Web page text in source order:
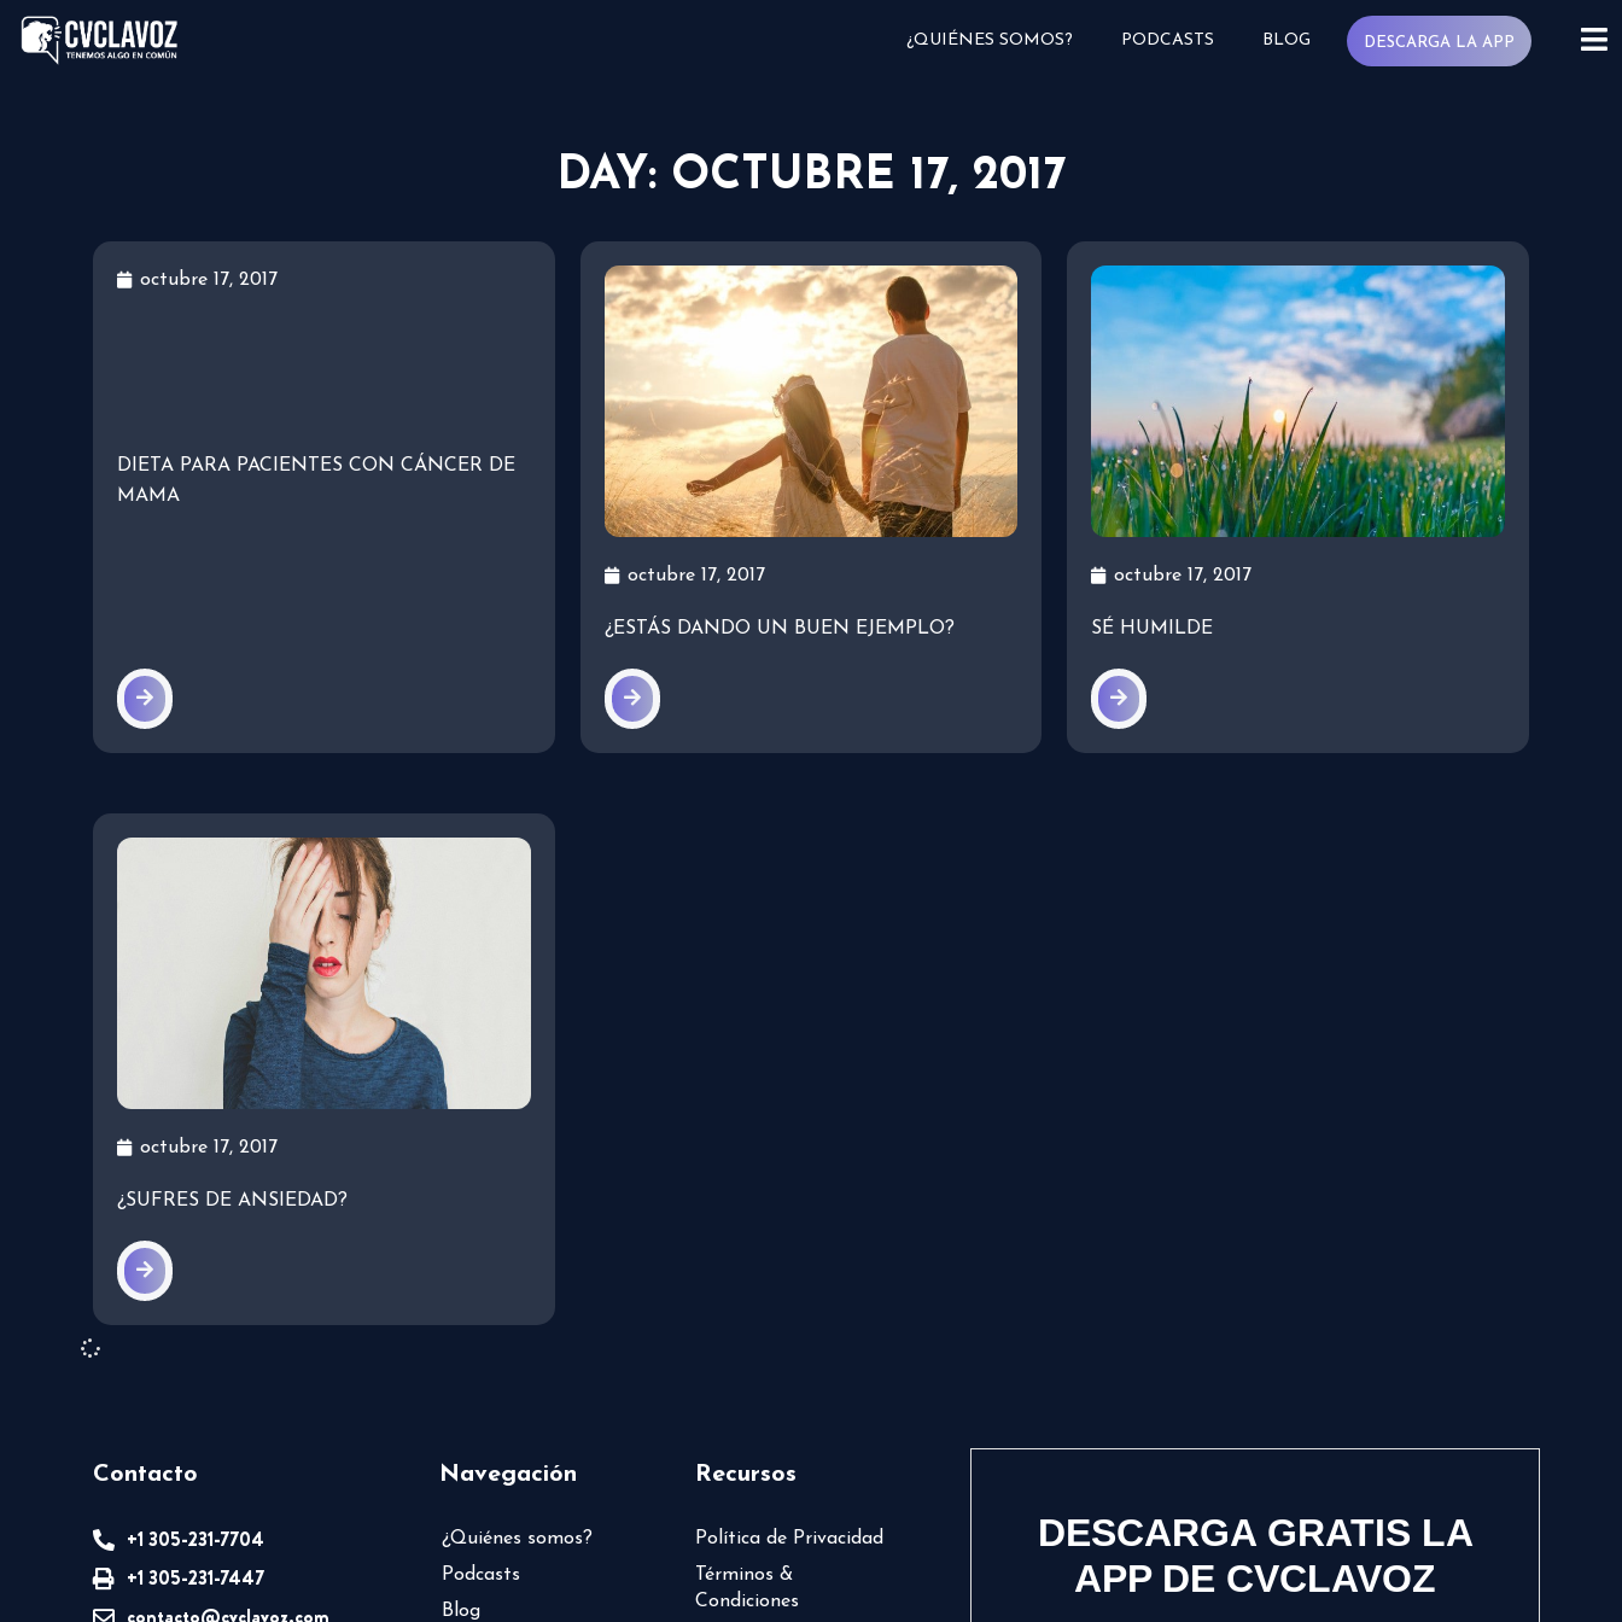
¿QUIÉNES SOMOS? PODCASTS BLOG DESCARGA LA APP
DAY: OCTUBRE 17, 2017
octubre 17, 2017
DIETA PARA PACIENTES CON CÁNCER DE
MAMA
octubre 17, 2017
¿ESTÁS DANDO UN BUEN EJEMPLO?
octubre 17, 2017
SÉ HUMILDE
octubre 17, 2017
¿SUFRES DE ANSIEDAD?
Contacto
+1 305-231-7704
+1 305-231-7447
contacto@cvclavoz.com
Navegación
¿Quiénes somos?
Podcasts
Blog
Recursos
Política de Privacidad
Términos &
Condiciones
DESCARGA GRATIS LA
APP DE CVCLAVOZ